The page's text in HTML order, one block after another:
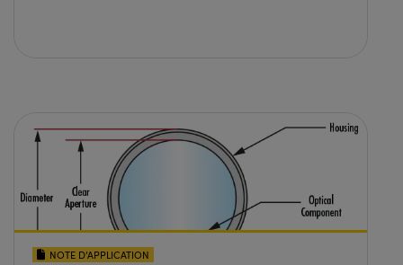
NOTE D’APPLICATION